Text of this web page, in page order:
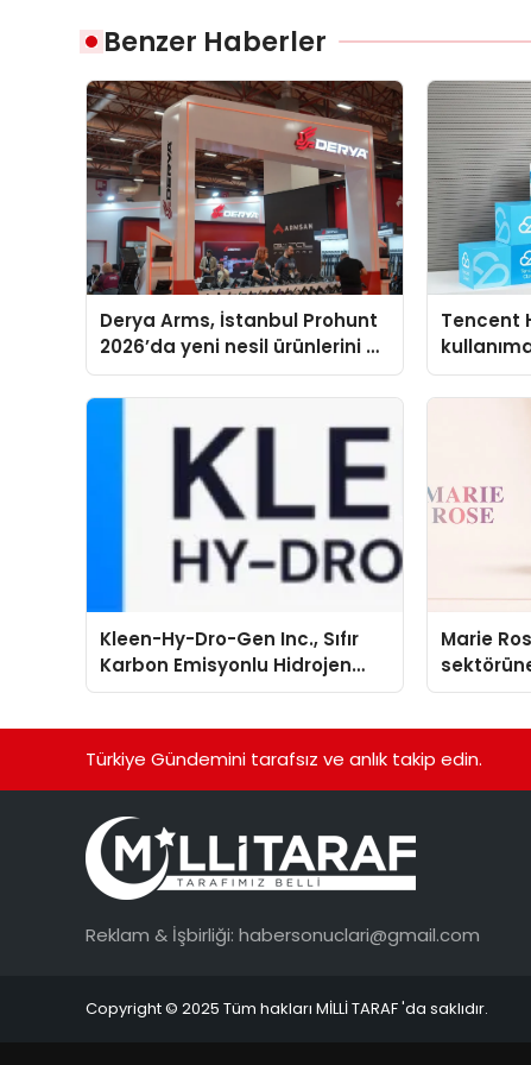
Benzer Haberler
Derya Arms, İstanbul Prohunt
2026’da yeni nesil ürünlerini ve
global marka vizyonunu
sergiledi
Tencent
Kleen-Hy-Dro-Gen Inc., Sıfır
Karbon Emisyonlu Hidrojen
Isıtma Teknolojisinde ISO ve
Marie
Türkiye Gündemini tarafsız ve anlık takip edin.
Reklam & İşbirliği: habersonuclari@gmail.com
Copyright © 2025 Tüm hakları MİLLİ TARAF 'da saklıdır.